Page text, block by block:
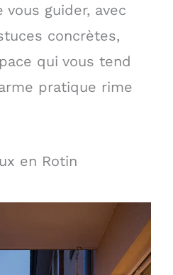
guider, avec
concrètes,
qui vous tend
pratique rime
en Rotin